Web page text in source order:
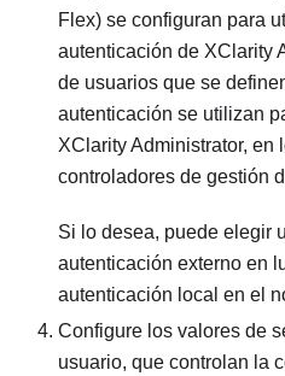
Flex) se configuran para
autenticación de XClarity
de usuarios que se
autenticación se utilizan
XClarity Administrator, en
controladores de gestión
Si lo desea, puede elegir
autenticación externo en
autenticación local en el
Configure los valores de
usuario, que controlan la